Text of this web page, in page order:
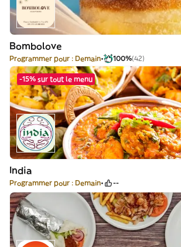
Bombolove
Programmer pour : Demain 100%(42)
-15% sur tout le menu
India
Programmer pour : Demain --